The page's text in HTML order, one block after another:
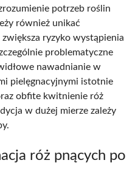
potrzeb roślin
również unikać
ryzyko wystąpienia
problematyczne
nawadnianie w
pielęgnacyjnymi istotnie
obfite kwitnienie róż
w dużej mierze zależy
róż pnących po